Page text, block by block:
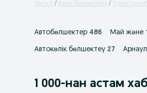
Негізгі Көлік бөлшектері Түркістан
Автобөлшектер 486 Май және
Автокөлік бөлшектеу 27
1 000-нан астам